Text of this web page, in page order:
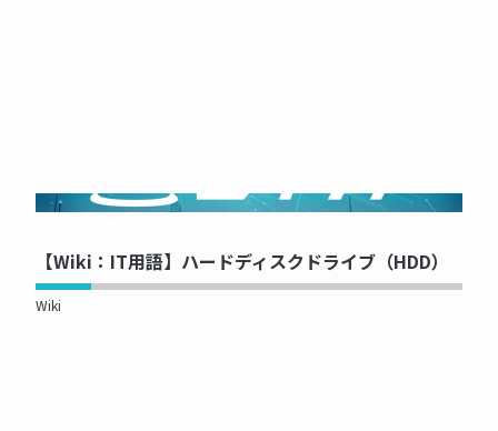
NOW PRINTING...
【Wiki：IT用語】ハードディスクドライブ（HDD）
Wiki